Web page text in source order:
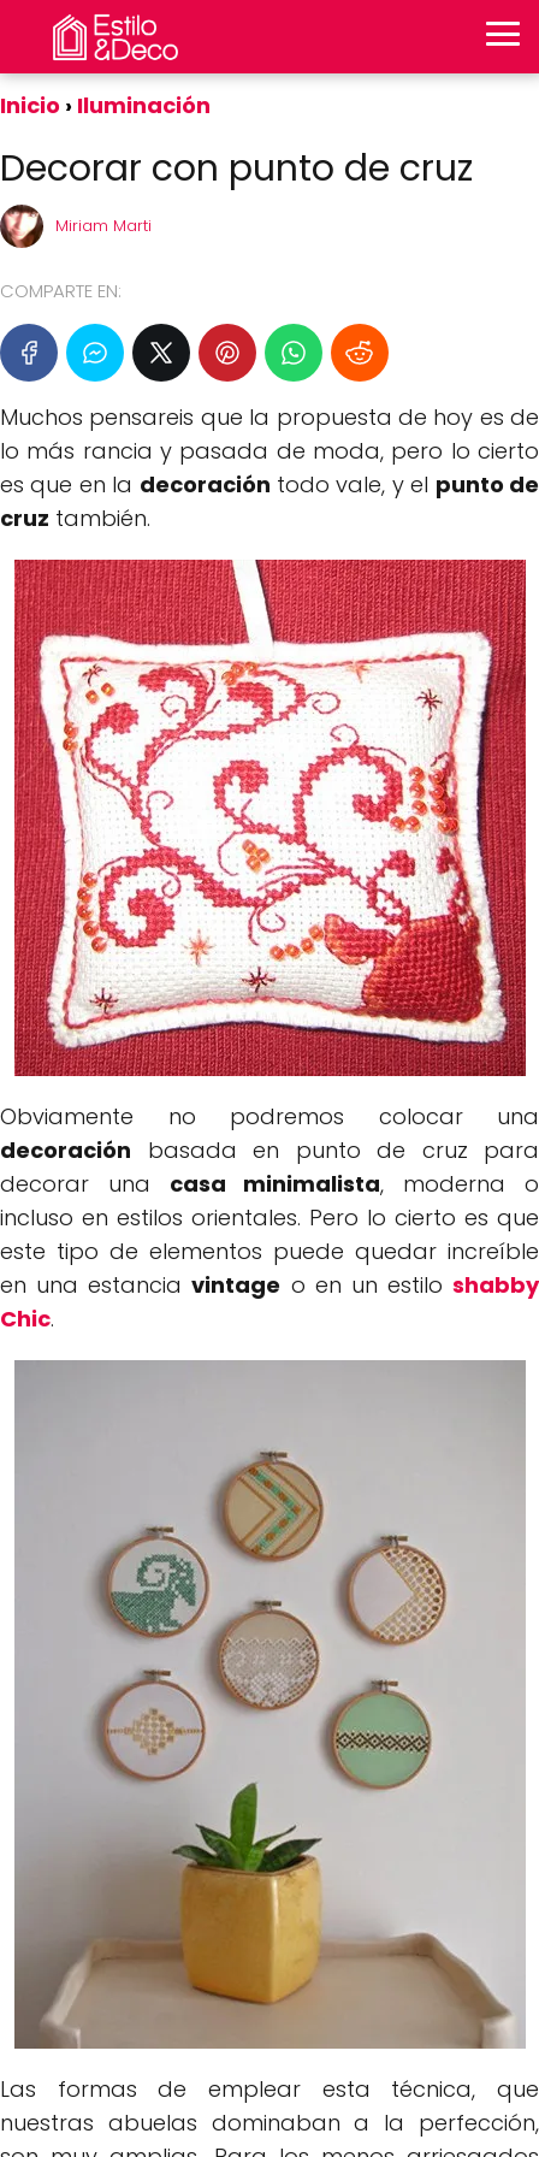
Inicio Iluminación
Decorar con punto de cruz
Miriam Marti
COMPARTE EN:
Muchos pensareis que la propuesta de hoy es de
lo más rancia y pasada de moda, pero lo cierto
es que en la decoración todo vale, y el punto de
cruz también.
Obviamente no podremos colocar una
decoración basada en punto de cruz para
decorar una casa minimalista, moderna o
incluso en estilos orientales. Pero lo cierto es que
este tipo de elementos puede quedar increíble
en una estanciavintage o en un estilo shabby
Chic.
Las formas de emplear esta técnica, que
nuestras abuelas dominaban a la perfección,